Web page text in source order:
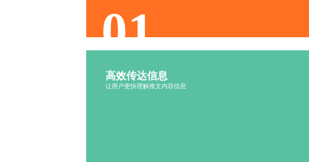
01
高效传达信息
让用户更快理解推文内容信息